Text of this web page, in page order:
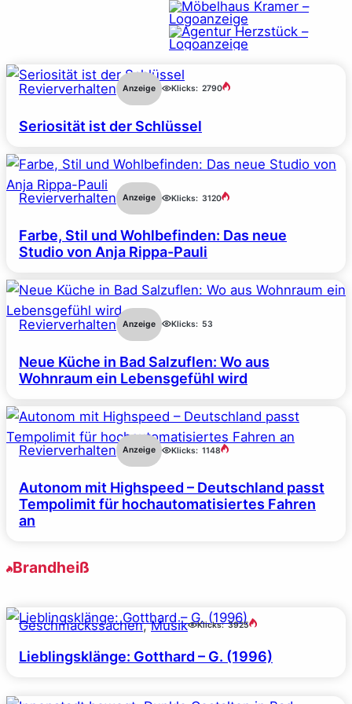
Revierverhalten Anzeige Klicks: 2790
Seriosität ist der Schlüssel
Revierverhalten Anzeige Klicks: 3120
Farbe, Stil und Wohlbefinden: Das neue
Studio von Anja Rippa-Pauli
Revierverhalten Anzeige Klicks: 53
Neue Küche in Bad Salzuflen: Wo aus
Wohnraum ein Lebensgefühl wird
Revierverhalten Anzeige Klicks: 1148
Autonom mit Highspeed – Deutschland passt
Tempolimit für hochautomatisiertes Fahren
an
Brandheiß
Geschmackssachen, Musik Klicks: 3925
Lieblingsklänge: Gotthard – G. (1996)